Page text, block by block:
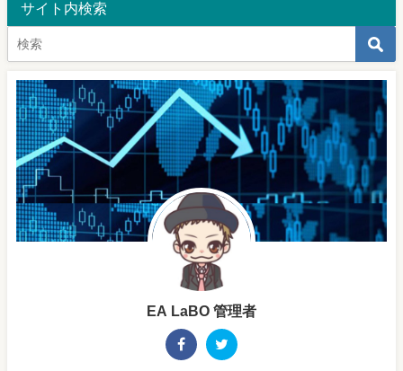
サイト内検索
EA LaBO 管理者